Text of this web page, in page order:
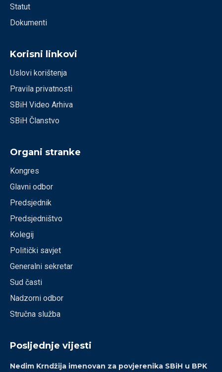
Statut
Dokumenti
Korisni linkovi
Uslovi korištenja
Pravila privatnosti
SBiH Video Arhiva
SBiH Članstvo
Organi stranke
Kongres
Glavni odbor
Predsjednik
Predsjedništvo
Kolegij
Politički savjet
Generalni sekretar
Sud časti
Nadzorni odbor
Stručna služba
Posljednje vijesti
Nedim Krndžija imenovan za povjerenika SBiH u BPK